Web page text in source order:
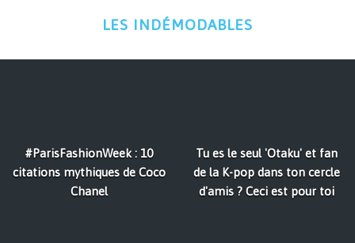
LES INDÉMODABLES
#ParisFashionWeek : 10
citations mythiques de Coco
Chanel
Tu es le seul 'Otaku' et fan
de la K-pop dans ton cercle
d'amis ? Ceci est pour toi